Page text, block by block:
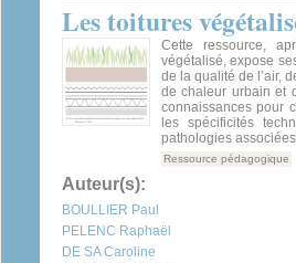
Les toitures
Cette ressource,
végétalisé, expose
de la qualité de l’air,
de chaleur urbain et
connaissances pour
les spécificités
pathologies associées
Ressource pédagogique
Auteur(s):
BOULLIER Paul
PELENC Raphaël
DE SA Caroline